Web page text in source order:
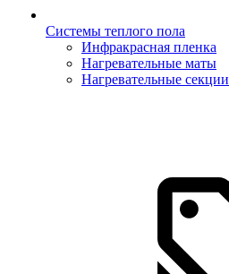
Системы теплого пола
Инфракрасная пленка
Нагревательные маты
Нагревательные секции